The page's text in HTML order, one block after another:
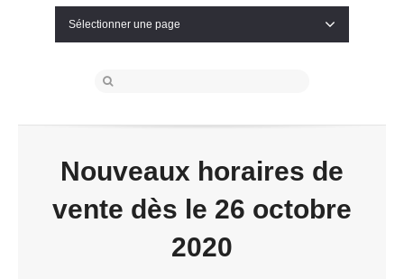
Sélectionner une page
Nouveaux horaires de
vente dès le 26 octobre
2020